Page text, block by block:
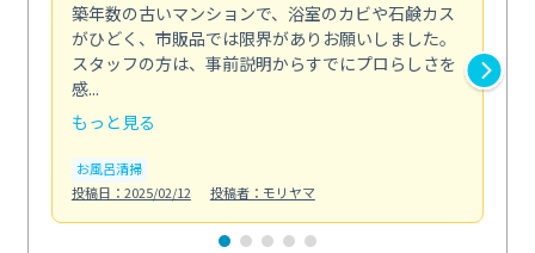
築年数の古いマンションで、浴室のカビや石鹸カス
がひどく、市販品では限界がありお願いしました。
スタッフの方は、事前説明からすでにプロらしさを
感...
もっと見る
お風呂清掃
投稿日：2025/02/12
投稿者：モリヤマ